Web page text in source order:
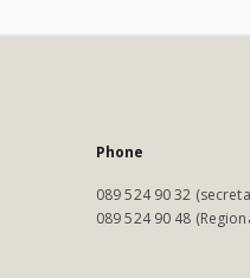
Phone
089 524 90 32
089 524 90 48